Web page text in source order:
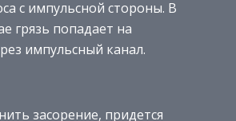
с импульсной стороны. В
грязь попадает на
импульсный канал.
засорение, придется